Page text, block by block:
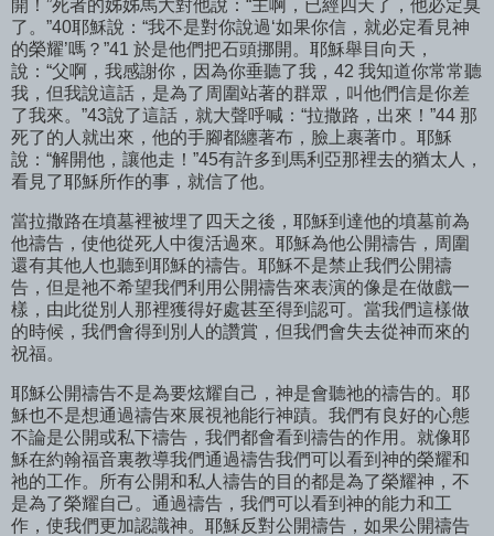
開！”死者的姊姊馬大對他說：“主啊，已經四天了，他必定臭
了。”40耶穌說：“我不是對你說過‘如果你信，就必定看見神
的榮耀’嗎？”41 於是他們把石頭挪開。耶穌舉目向天，
說：“父啊，我感謝你，因為你垂聽了我，42 我知道你常常聽
我，但我說這話，是為了周圍站著的群眾，叫他們信是你差
了我來。”43說了這話，就大聲呼喊：“拉撒路，出來！”44 那
死了的人就出來，他的手腳都纏著布，臉上裹著巾。耶穌
說：“解開他，讓他走！”45有許多到馬利亞那裡去的猶太人，
看見了耶穌所作的事，就信了他。
當拉撒路在墳墓裡被埋了四天之後，耶穌到達他的墳墓前為
他禱告，使他從死人中復活過來。耶穌為他公開禱告，周圍
還有其他人也聽到耶穌的禱告。耶穌不是禁止我們公開禱
告，但是祂不希望我們利用公開禱告來表演的像是在做戲一
樣，由此從別人那裡獲得好處甚至得到認可。當我們這樣做
的時候，我們會得到別人的讚賞，但我們會失去從神而來的
祝福。
耶穌公開禱告不是為要炫耀自己，神是會聽祂的禱告的。耶
穌也不是想通過禱告來展視祂能行神蹟。我們有良好的心態
不論是公開或私下禱告，我們都會看到禱告的作用。就像耶
穌在約翰福音裏教導我們通過禱告我們可以看到神的榮耀和
祂的工作。所有公開和私人禱告的目的都是為了榮耀神，不
是為了榮耀自己。通過禱告，我們可以看到神的能力和工
作，使我們更加認識神。耶穌反對公開禱告，如果公開禱告